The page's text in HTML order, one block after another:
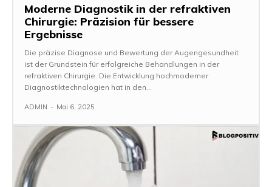
Moderne Diagnostik in der refraktiven
Chirurgie: Präzision für bessere
Ergebnisse
Die präzise Diagnose und Bewertung der Augengesundheit
ist der Grundstein für erfolgreiche Behandlungen in der
refraktiven Chirurgie. Die Entwicklung hochmoderner
Diagnostiktechnologien hat in den...
ADMIN - Mai 6, 2025